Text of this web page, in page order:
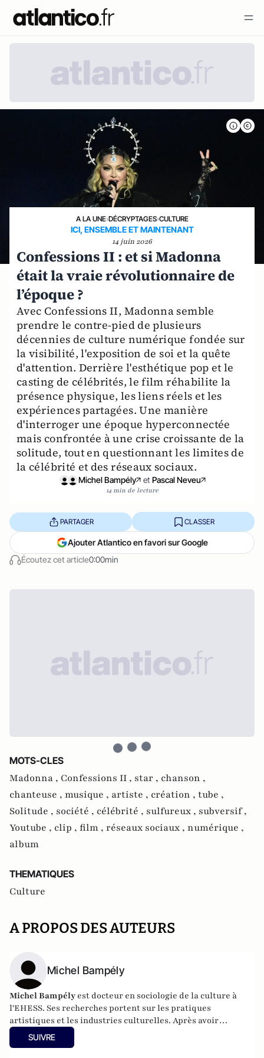
A LA UNE›DÉCRYPTAGES›CULTURE
ICI, ENSEMBLE ET MAINTENANT
14 juin 2026
Confessions II : et si Madonna
était la vraie révolutionnaire de
l’époque ?
Avec Confessions II, Madonna semble
prendre le contre-pied de plusieurs
décennies de culture numérique fondée sur
la visibilité, l'exposition de soi et la quête
d'attention. Derrière l'esthétique pop et le
casting de célébrités, le film réhabilite la
présence physique, les liens réels et les
expériences partagées. Une manière
d'interroger une époque hyperconnectée
mais confrontée à une crise croissante de la
solitude, tout en questionnant les limites de
la célébrité et des réseaux sociaux.
Michel Bampély et Pascal Neveu
14 min de lecture
Écoutez cet article0:00min
PARTAGER CLASSER
Ajouter Atlantico en favori sur Google
MOTS-CLES
Madonna , Confessions II , star , chanson ,
chanteuse , musique , artiste , création , tube ,
Solitude , société , célébrité , sulfureux , subversif ,
Youtube , clip , film , réseaux sociaux , numérique ,
album
THEMATIQUES
Culture
A PROPOS DES AUTEURS
Michel Bampély
Michel Bampély est docteur en sociologie de la culture à
l'EHESS. Ses recherches portent sur les pratiques
artistiques et les industries culturelles. Après avoir
collaboré avec des maisons de disques comme Universal,
Sony ou EMI, il dirige actuellement le label Urban Music
SUIVRE